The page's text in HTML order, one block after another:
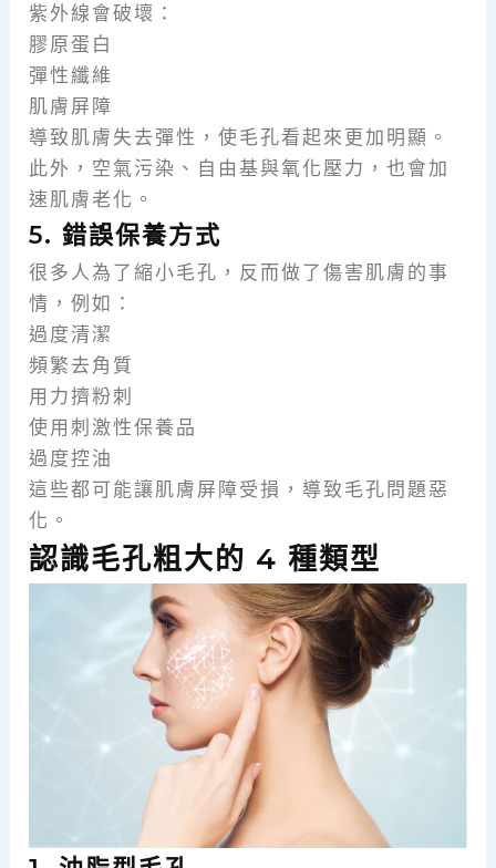
紫外線會破壞：
膠原蛋白
彈性纖維
肌膚屏障
導致肌膚失去彈性，使毛孔看起來更加明顯。
此外，空氣污染、自由基與氧化壓力，也會加
速肌膚老化。
5. 錯誤保養方式
很多人為了縮小毛孔，反而做了傷害肌膚的事
情，例如：
過度清潔
頻繁去角質
用力擠粉刺
使用刺激性保養品
過度控油
這些都可能讓肌膚屏障受損，導致毛孔問題惡
化。
認識毛孔粗大的 4 種類型